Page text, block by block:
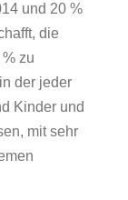
und 20 %
die
zu
der jeder
Kinder und
mit sehr